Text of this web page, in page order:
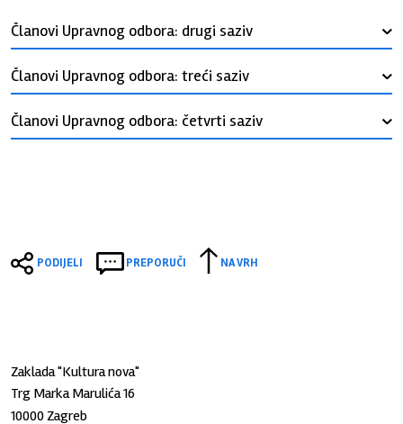
Članovi Upravnog odbora: drugi saziv ›
Članovi Upravnog odbora: treći saziv ›
Članovi Upravnog odbora: četvrti saziv ›
PODIJELI PREPORUČI NA VRH
Zaklada "Kultura nova"
Trg Marka Marulića 16
10000 Zagreb